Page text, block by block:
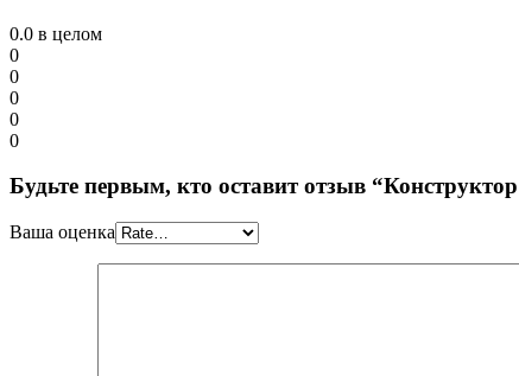
0.0 в целом
0
0
0
0
0
Будьте первым, кто оставит отзыв
Ваша оценка